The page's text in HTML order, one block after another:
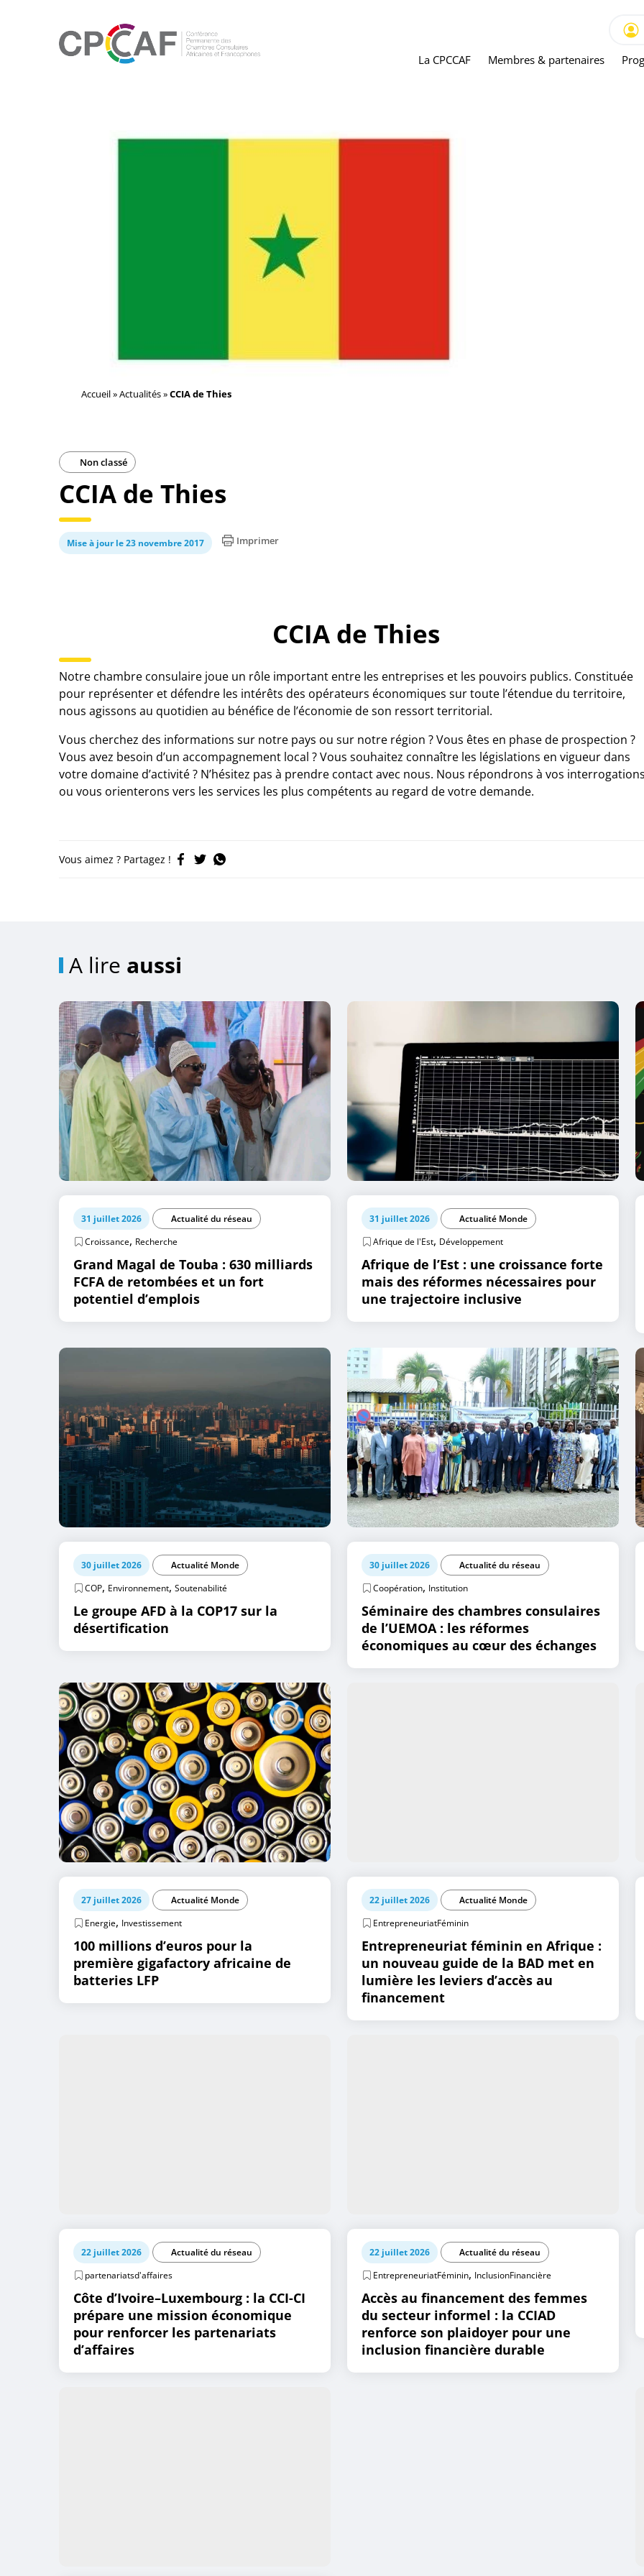
La CPCCAF Membres & partenaires
Accueil»Actualités»CCIA de Thies
Non classé
CCIA de Thies
Mise à jour le 23 novembre 2017 Imprimer
CCIA de Thies
Notre chambre consulaire joue un rôle important entre les entreprises et les pouvoirs publics. Constituée
pour représenter et défendre les intérêts des opérateurs économiques sur toute l’étendue du territoire,
nous agissons au quotidien au bénéfice de l’économie de son ressort territorial.
Vous cherchez des informations sur notre pays ou sur notre région ? Vous êtes en phase de prospection ?
Vous avez besoin d’un accompagnement local ? Vous souhaitez connaître les législations en vigueur dans
votre domaine d’activité ? N’hésitez pas à prendre contact avec nous. Nous répondrons à vos
ou vous orienterons vers les services les plus compétents au regard de votre demande.
Vous aimez ? Partagez !
A lire aussi
31 juillet 2026
Actualité du réseau
Croissance, Recherche
Grand Magal de Touba : 630 milliards
FCFA de retombées et un fort
potentiel d’emplois
31 juillet 2026
Actualité Monde
Afrique de l'Est, Développement
Afrique de l’Est : une croissance forte
mais des réformes nécessaires pour
une trajectoire inclusive
30 juillet 2026
Actualité Monde
COP, Environnement, Soutenabilité
Le groupe AFD à la COP17 sur la
désertification
30 juillet 2026
Actualité du réseau
Coopération, Institution
Séminaire des chambres consulaires
de l’UEMOA : les réformes
économiques au cœur des échanges
27 juillet 2026
Actualité Monde
Energie, Investissement
100 millions d’euros pour la
première gigafactory africaine de
batteries LFP
22 juillet 2026
Actualité Monde
EntrepreneuriatFéminin
Entrepreneuriat féminin en Afrique :
un nouveau guide de la BAD met en
lumière les leviers d’accès au
financement
22 juillet 2026
Actualité du réseau
partenariatsd'affaires
Côte d’Ivoire–Luxembourg : la CCI-CI
prépare une mission économique
pour renforcer les partenariats
d’affaires
22 juillet 2026
Actualité du réseau
EntrepreneuriatFéminin, InclusionFinancière
Accès au financement des femmes
du secteur informel : la CCIAD
renforce son plaidoyer pour une
inclusion financière durable